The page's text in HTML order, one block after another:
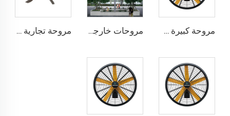
مروحة كبيرة سرعة عالية قابلة للتركيب على الجدار بأحجام 0.9 متر و1.2 متر للمصانع والتجارة مروحات خارجية كبيرة مقاس 10 أقدام و12 قدمًا و16 قدمًا و24 قدمًا بجهد 220 فولت بمحرك PMSM مروحة تجارية كبيرة قياس 12 قدم تعمل بالدفع المباشر لمدارس والمطاعم